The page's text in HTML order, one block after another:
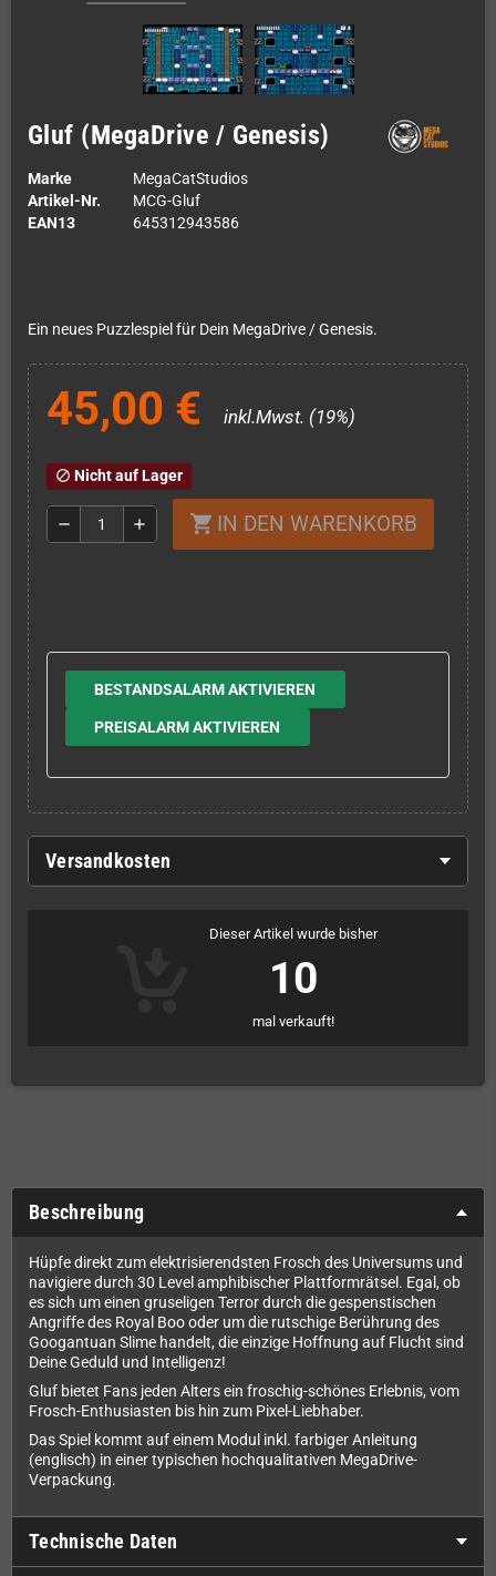
Gluf (MegaDrive / Genesis)
Marke
MegaCatStudios
Artikel-Nr.
MCG-Gluf
EAN13
645312943586
Ein neues Puzzlespiel für Dein MegaDrive / Genesis.
45,00 € inkl.Mwst. (19%)
block Nicht auf Lager
remove add shopping_cart IN DEN WARENKORB
BESTANDSALARM AKTIVIEREN
PREISALARM AKTIVIEREN
Versandkosten
Dieser Artikel wurde bisher
10
mal verkauft!
Beschreibung
Hüpfe direkt zum elektrisierendsten Frosch des Universums und
navigiere durch 30 Level amphibischer Plattformrätsel. Egal, ob
es sich um einen gruseligen Terror durch die gespenstischen
Angriffe des Royal Boo oder um die rutschige Berührung des
Googantuan Slime handelt, die einzige Hoffnung auf Flucht sind
Deine Geduld und Intelligenz!
Gluf bietet Fans jeden Alters ein froschig-schönes Erlebnis, vom
Frosch-Enthusiasten bis hin zum Pixel-Liebhaber.
Das Spiel kommt auf einem Modul inkl. farbiger Anleitung
(englisch) in einer typischen hochqualitativen MegaDrive-
Verpackung.
Technische Daten